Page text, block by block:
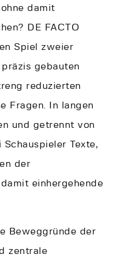
damit
DE FACTO
Spiel zweier
gebauten
reduzierten
Fragen. In langen
und getrennt von
Texte,
der
einhergehende
Beweggründe der
zentrale